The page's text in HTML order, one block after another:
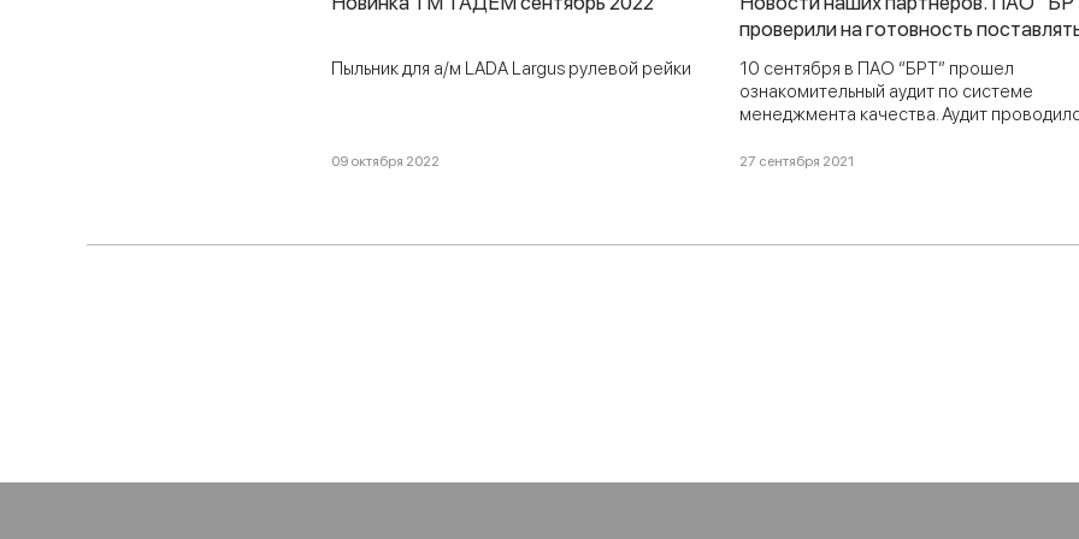
Пыльник для а/м LADA Largus рулевой рейки
09 октября 2022
проверили на готовность
детали на автомобильный конвейер.
10 сентября в ПАО “БРТ” прошел
ознакомительный аудит по системе
менеджмента качества. Аудит
целью проверки готовности предприятия
27 сентября 2021